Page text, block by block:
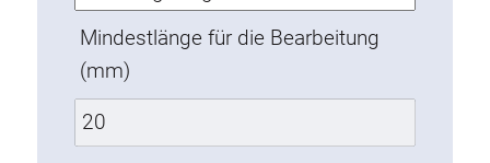
Dynamische Elemente
Eckelement
Hubsäulen
Mindestlänge für die Bearbeitung
(mm)